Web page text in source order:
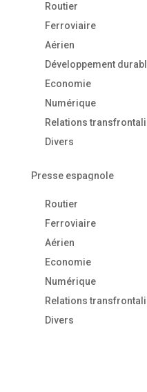
Routier
Ferroviaire
Aérien
Développement
Economie
Numérique
Relations
Divers
Presse espagnole
Routier
Ferroviaire
Aérien
Economie
Numérique
Relations
Divers